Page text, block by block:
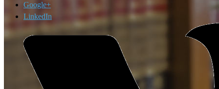
Google+
LinkedIn